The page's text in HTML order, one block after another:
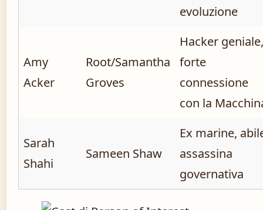
evoluzione
Amy
Acker
Root/Samantha
Groves
Hacker geniale,
forte
connessione
con la
Sarah
Shahi
Sameen Shaw
Ex marine,
assassina
governativa